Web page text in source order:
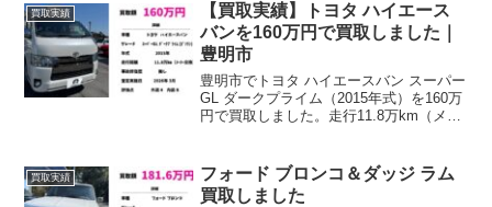
買取実績
【買取実績】トヨタ ハイエース
バンを160万円で買取しました｜
豊明市
豊明市でトヨタ ハイエースバン スーパー
GL ダークプライム（2015年式）を160万
円で買取しました。走行11.8万km（メー
い。
買取実績
フォード ブロンコ＆ダッジ ラム
買取しました